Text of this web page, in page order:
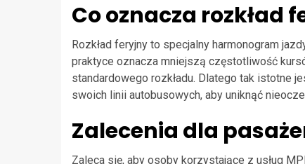
Co oznacza rozkład
Rozkład feryjny to specjalny harmonogram
praktyce oznacza mniejszą częstotliwość
standardowego rozkładu. Dlatego tak istotne
swoich linii autobusowych, aby uniknąć
Zalecenia dla
Zaleca się, aby osoby korzystające z usług